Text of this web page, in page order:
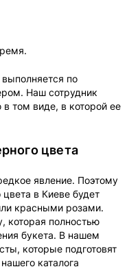
по
Наш сотрудник
том виде, в которой ее
цвета
явление. Поэтому
в Киеве будет
красными розами.
которая полностью
букета. В нашем
которые подготовят
каталога